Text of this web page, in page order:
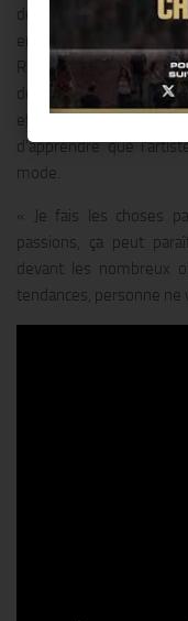
design travaillé, dont
entièrement à
Rihanna a répondu aux
de ce vêtement. La
effets personnels
d’apprendre que
mode.
« Je fais les choses
passions, ça peut
devant les nombreux
tendances, personne